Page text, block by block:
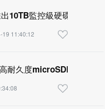
10TB監控級硬碟
19 11:40:12
耐久度microSDHC/XC記